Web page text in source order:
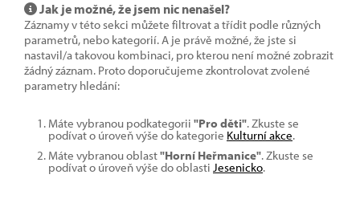
Jak je možné, že jsem nic nenašel?
Záznamy v této sekci můžete filtrovat a třídit podle různých
parametrů, nebo kategorií. A je právě možné, že jste si
nastavil/a takovou kombinaci, pro kterou není možné zobrazit
žádný záznam. Proto doporučujeme zkontrolovat zvolené
parametry hledání:
Máte vybranou podkategorii "Pro děti". Zkuste se
podívat o úroveň výše do kategorie Kulturní akce.
Máte vybranou oblast"Horní Heřmanice". Zkuste se
podívat o úroveň výše do oblasti Jesenicko.